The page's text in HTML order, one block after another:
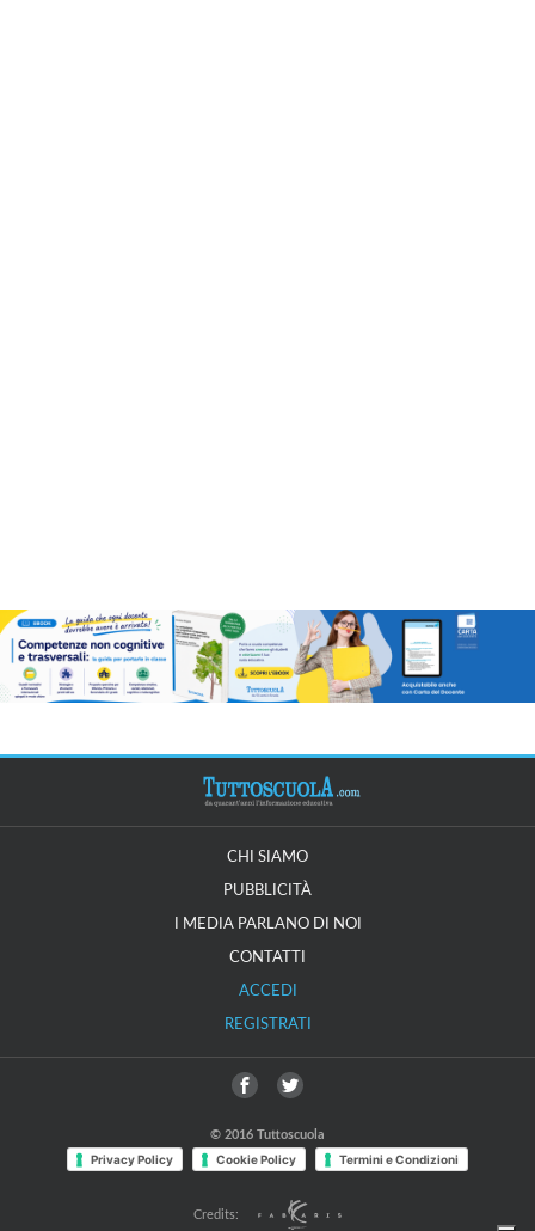
CHI SIAMO
PUBBLICITÀ
I MEDIA PARLANO DI NOI
CONTATTI
ACCEDI
REGISTRATI
© 2016 Tuttoscuola
Privacy Policy Cookie Policy Termini e Condizioni
Credits: